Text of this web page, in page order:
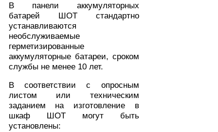
В панели аккумуляторных
батарей ШОТ стандартно
устанавливаются
необслуживаемые
герметизированные
аккумуляторные батареи, сроком
службы не менее 10 лет.
В соответствии с опросным
листом или техническим
заданием на изготовление в
шкаф ШОТ могут быть
установлены: